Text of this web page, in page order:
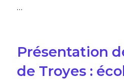
…
Présentation
de Troyes :